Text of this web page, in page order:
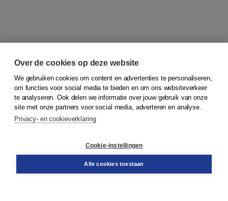
© 2026Koninklijke Boom uitgevers
Klantenservice
Service & informatie
Contact
Over de cookies op deze website
We gebruiken cookies om content en advertenties te personaliseren,
om functies voor social media te bieden en om ons websiteverkeer
te analyseren. Ook delen we informatie over jouw gebruik van onze
site met onze partners voor social media, adverteren en analyse.
Privacy- en cookieverklaring
Cookie-instellingen
Alle cookies toestaan